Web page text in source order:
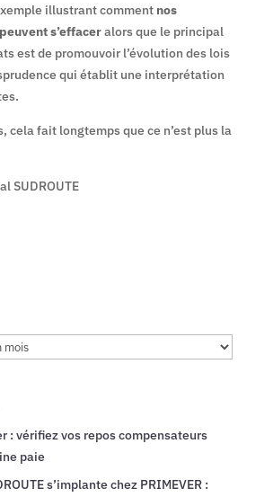
illustrant comment nos
s’effaceralors que le principal
est de promouvoir l’évolution des lois
qui établit une interprétation
cela fait longtemps que ce n’est plus la
SUDROUTE
: vérifiez vos repos compensateurs
paie
s’implante chez PRIMEVER :